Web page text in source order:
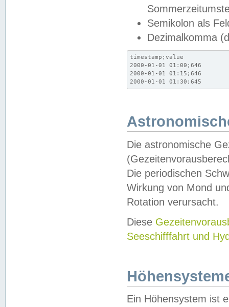
Semikolon als
Dezimalkomma
timestamp;value
2000-01-01 01:00;646
2000-01-01 01:15;646
2000-01-01 01:30;645
Die astronomische
Die periodischen
Wirkung von Mond
Rotation verursacht.
Diese
Seeschifffahrt und
Ein Höhensystem ist